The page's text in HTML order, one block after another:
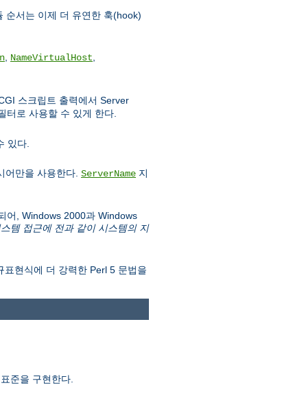
순서는 이제 더 유연한 훅(hook)
NameVirtualHost
스크립트 출력에서 Server
터로 사용할 수 있게 한다.
있다.
어만을 사용한다. ServerName 지
어, Windows 2000과 Windows
템 접근에 전과 같이 시스템의 지
현식에 더 강력한 Perl 5 문법을
준을 구현한다.